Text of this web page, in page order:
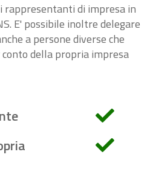
rappresentanti di impresa in
E' possibile inoltre delegare
a persone diverse che
della propria impresa